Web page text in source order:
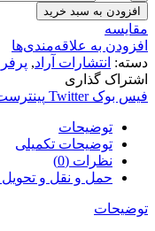
افزودن به سبد خرید
مقایسه
افزودن به علاقه‌مندی‌ها
دسته: انتشارات آراد,
اشتراک گذاری
فیس بوک Twitter
توضیحات
توضیحات تکمیلی
نظرات (0)
حمل و نقل و
توضیحات